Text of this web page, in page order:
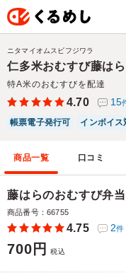
仁多米おむすび藤はら
特A米のおむすびを配達
ニタマイオムスビフジワラ
4.70 15
帳票電子発行可 インボイス
商品一覧 口コミ
藤はらのおむすび弁
商品番号：66755
4.75 2件
700円 税込